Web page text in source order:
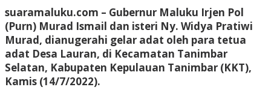
suaramaluku.com – Gubernur Maluku Irjen Pol
(Purn) Murad Ismail dan isteri Ny. Widya Pratiwi
Murad, dianugerahi gelar adat oleh para tetua
adat Desa Lauran, di Kecamatan Tanimbar
Selatan, Kabupaten Kepulauan Tanimbar (KKT),
Kamis (14/7/2022).